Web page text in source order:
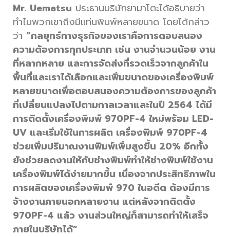
Mr. Uematsu ประธานบริษัทยามาโตะได้อธิบายว่า
ทำไมพวกเขาถึงมีแท่นพิมพ์หลายขนาด โดยได้กล่าว
ว่า “กลยุทธ์ทางธุรกิจของเราคือการตอบสนอง
ความต้องการทุกประเภท เช่น งานจำนวนน้อย งาน
ที่หลากหลาย และการจัดส่งที่รวดเร็วจากลูกค้าใน
พื้นที่และเราได้เลือกและเพิ่มขนาดของเครื่องพิมพ์
หลายขนาดเพื่อตอบสนองความต้องการของลูกค้า
ที่เปลี่ยนแปลงไปตามกาลเวลาและในปี 2564 ได้มี
การติดตั้งเครื่องพิมพ์ 970PF-4 ใหม่พร้อม LED-
UV และเริ่มใช้ในการผลิต เครื่องพิมพ์ 970PF-4
ช่วยเพิ่มปริมาณงานพิมพ์เพิ่มสูงขึ้น 20% อีกทั้ง
ยังช่วยลดงานให้กับช่างพิมพ์ทำให้ช่างพิมพ์ใช้งาน
เครื่องพิมพ์ได้ง่ายมากขึ้น เนื่องจากประสิทธิภาพใน
การผลิตของเครื่องพิมพ์ 970 ในอดีต ต้องมีการ
จ้างงานภายนอกหลายงาน แต่หลังจากติดตั้ง
970PF-4 แล้ว งานส่วนใหญ่ก็สามารถทำให้เสร็จ
ภายในบริษัทได้”